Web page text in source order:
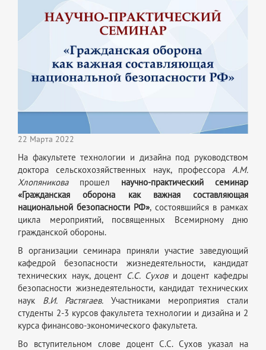
22 Марта 2022
На факультете технологии и дизайна под руководством
доктора сельскохозяйственных наук, профессора А.М.
Хлопяниковапрошел научно-практический семинар
«Гражданская оборона как важная составляющая
национальной безопасности РФ», состоявшийся в рамках
цикла мероприятий, посвященных Всемирному дню
гражданской обороны.
В организации семинара приняли участие заведующий
кафедрой безопасности жизнедеятельности, кандидат
технических наук, доцент С.С. Сухови доцент кафедры
безопасности жизнедеятельности, кандидат технических
наук В.И. Растягаев. Участниками мероприятия стали
студенты 2-3 курсов факультета технологии и дизайна и 2
курса финансово-экономического факультета.
Во вступительном слове доцент С.С. Сухов указал на